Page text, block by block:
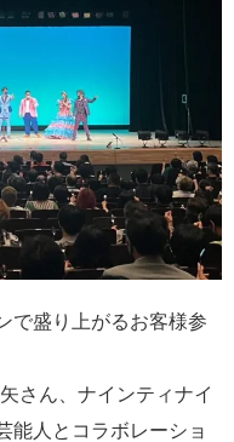
で盛り上がるお客様参
さん、ナインティナイ
能人とコラボレーショ